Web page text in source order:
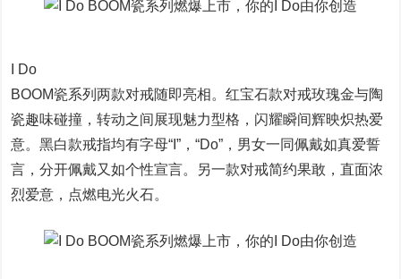
I Do
BOOM瓷系列两款对戒随即亮相。红宝石款对戒玫瑰金与陶
瓷趣味碰撞，转动之间展现魅力型格，闪耀瞬间辉映炽热爱
意。黑白款戒指均有字母“I”，“Do”，男女一同佩戴如真爱誓
言，分开佩戴又如个性宣言。另一款对戒简约果敢，直面浓
烈爱意，点燃电光火石。